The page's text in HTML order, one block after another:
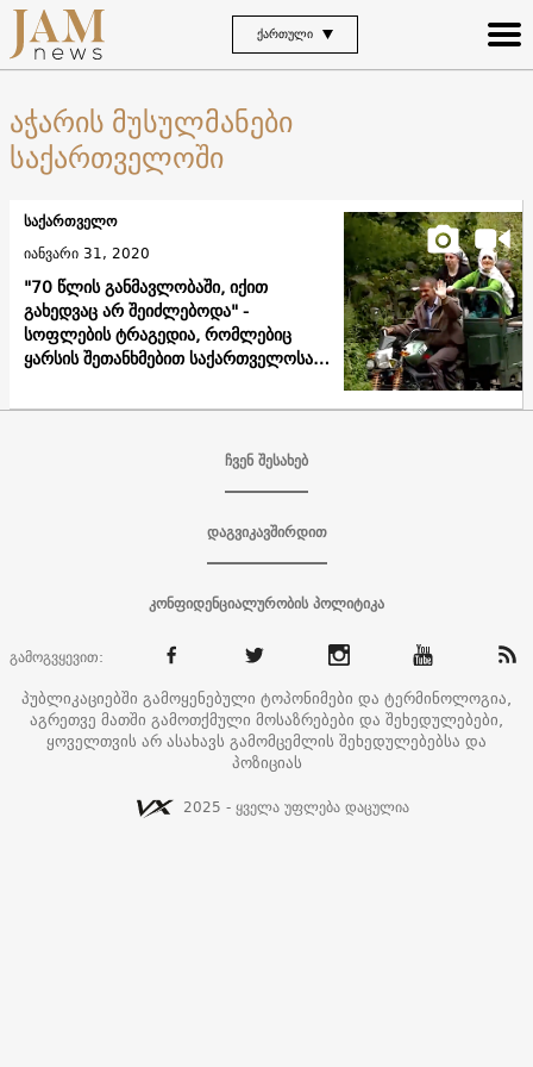
ᲥᲐᲠᲗᲣᲚᲘ
აჭარის მუსულმანები
საქართველოში
"70 წლის განმავლობაში, იქით
გახედვაც არ შეიძლებოდა" -
სოფლების ტრაგედია, რომლებიც
ყარსის შეთანხმებით საქართველოსა
საქართველო
იანვარი 31, 2020
ჩვენ შესახებ
დაგვიკავშირდით
კონფიდენციალურობის პოლიტიკა
გამოგვყევით:
პუბლიკაციებში გამოყენებული ტოპონიმები და ტერმინოლოგია,
აგრეთვე მათში გამოთქმული მოსაზრებები და შეხედულებები,
ყოველთვის არ ასახავს გამომცემლის შეხედულებებსა და
პოზიციას
2025 - ყველა უფლება დაცულია